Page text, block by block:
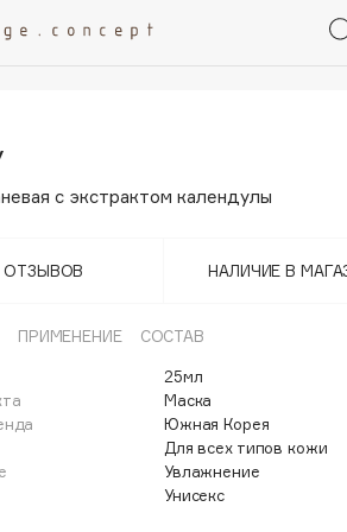
с экстрактом календулы
ОТЗЫВОВ НАЛИЧИЕ В
ПРИМЕНЕНИЕ СОСТАВ
25мл
Маска
Южная Корея
Для всех типов кожи
Увлажнение
Унисекс